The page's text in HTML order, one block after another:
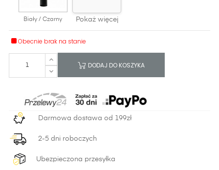
Biały / Czarny Pokaż więcej
Obecnie brak na stanie
DODAJ DO KOSZYKA
Darmowa dostawa od 199zł
2-5 dni roboczych
Ubezpieczona przesyłka